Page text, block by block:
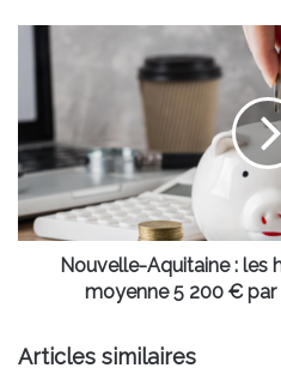
habitants
épargnent
en
moyenne
5
malgré
Nouvelle-Aquitaine : les
moyenne 5 200 € par
Articles similaires